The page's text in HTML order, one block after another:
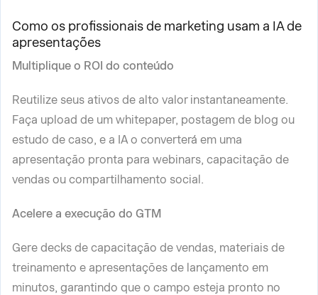
Como os profissionais de marketing usam a IA de
apresentações
Multiplique o ROI do conteúdo
Reutilize seus ativos de alto valor instantaneamente.
Faça upload de um whitepaper, postagem de blog ou
estudo de caso, e a IA o converterá em uma
apresentação pronta para webinars, capacitação de
vendas ou compartilhamento social.
Acelere a execução do GTM
Gere decks de capacitação de vendas, materiais de
treinamento e apresentações de lançamento em
minutos, garantindo que o campo esteja pronto no